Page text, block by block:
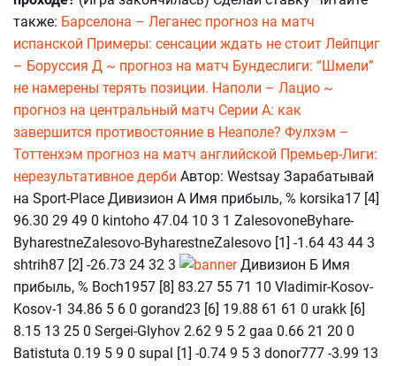
также: Барселона – Леганес прогноз на матч
испанской Примеры: сенсации ждать не стоит Лейпциг
– Боруссия Д ~ прогноз на матч Бундеслиги: “Шмели”
не намерены терять позиции. Наполи – Лацио ~
прогноз на центральный матч Серии А: как
завершится противостояние в Неаполе? Фулхэм –
Тоттенхэм прогноз на матч английской Премьер-Лиги:
нерезультативное дерби Автор: Westsay Зарабатывай
на Sport-Place Дивизион А Имя прибыль, % korsika17 [4]
96.30 29 49 0 kintoho 47.04 10 3 1 ZalesovoneByhare-
ByharestneZalesovo-ByharestneZalesovo [1] -1.64 43 44 3
shtrih87 [2] -26.73 24 32 3
Дивизион Б Имя
прибыль, % Boch1957 [8] 83.27 55 71 10 Vladimir-Kosov-
Kosov-1 34.86 5 6 0 gorand23 [6] 19.88 61 61 0 urakk [6]
8.15 13 25 0 Sergei-Glyhov 2.62 9 5 2 gaa 0.66 21 20 0
Batistuta 0.19 5 9 0 supal [1] -0.74 9 5 3 donor777 -3.99 13